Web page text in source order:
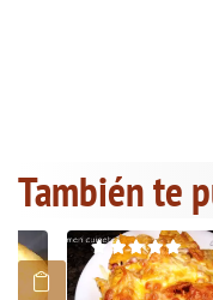
También te